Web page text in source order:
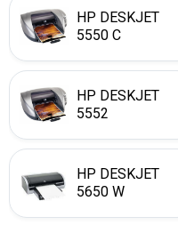
HP DESKJET
5550 C
HP DESKJET
5552
HP DESKJET
5650 W